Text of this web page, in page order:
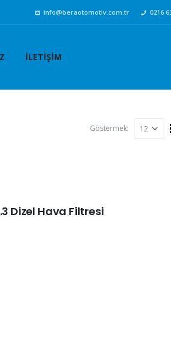
info@beraotomotiv.com.tr 0216
İLETIŞIM
Göstermek:
Dizel Hava Filtresi